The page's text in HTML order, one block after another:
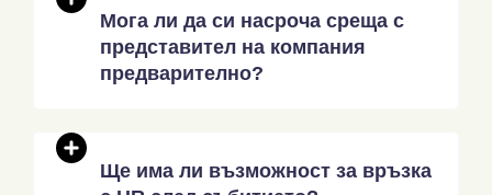
Мога ли да си насроча среща с
представител на компания
предварително?
Ще има ли възможност за връзка